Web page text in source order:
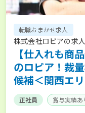
転職おまかせ求人
株式会社ロピアの求
【仕入れも商
のロピア！裁
候補＜関西エ
正社員 賞与実績あ